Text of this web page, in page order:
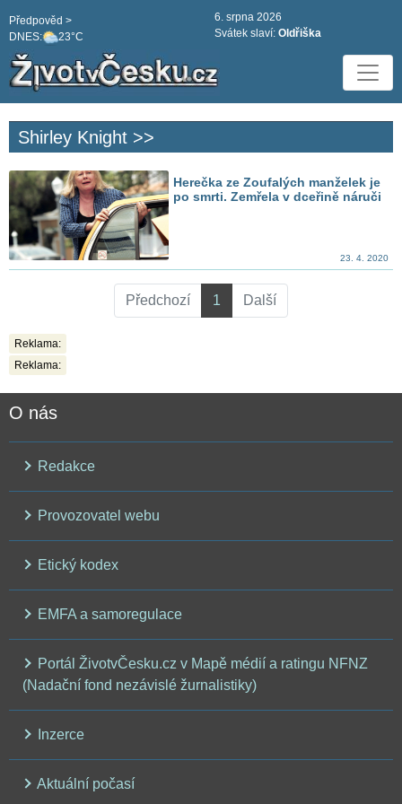
DNES: 23°C
Předpověd >
6. srpna 2026
Svátek slaví: Oldřiška
Shirley Knight >>
Herečka ze Zoufalých manželek je
po smrti. Zemřela v dceřině náruči
23. 4. 2020
Předchozí 1 Další
Reklama:
Reklama:
O nás
Redakce
Provozovatel webu
Etický kodex
EMFA a samoregulace
Portál ŽivotvČesku.cz v Mapě médií a ratingu NFNZ
(Nadační fond nezávislé žurnalistiky)
Inzerce
Aktuální počasí